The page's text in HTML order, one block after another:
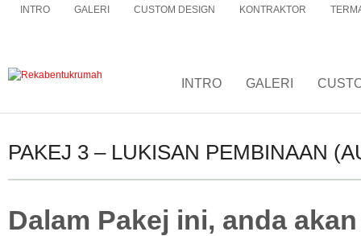
INTRO GALERI CUSTOM DESIGN KONTRAKTOR
INTRO GALERI
PAKEJ 3 – LUKISAN PEMBINAAN
Dalam Pakej ini, anda